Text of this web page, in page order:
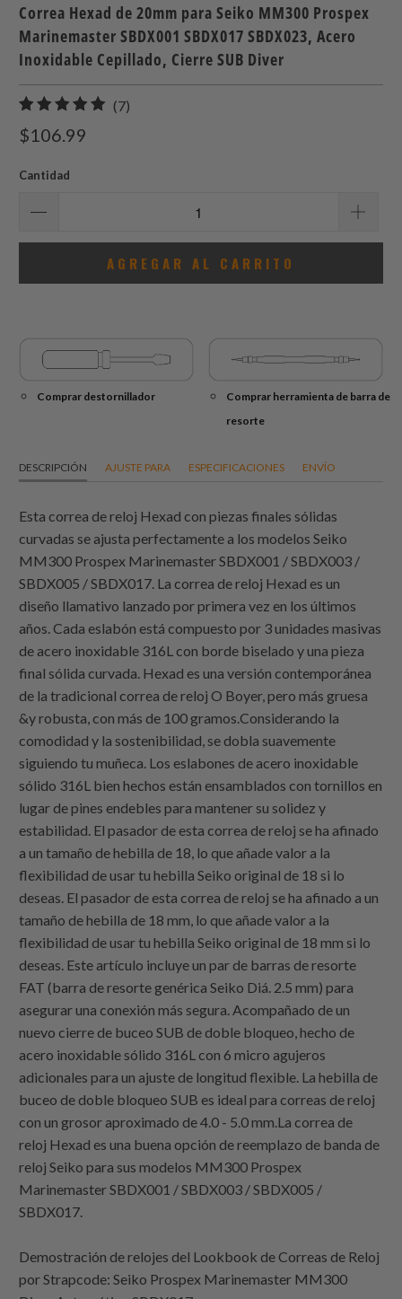
Correa Hexad de 20mm para Seiko MM300 Prospex
Marinemaster SBDX001 SBDX017 SBDX023, Acero
Inoxidable Cepillado, Cierre SUB Diver
(7)
$106.99
Cantidad
AGREGAR AL CARRITO
Comprar destornillador
Comprar herramienta de barra de
resorte
DESCRIPCIÓN AJUSTE PARA ESPECIFICACIONES ENVÍO
Esta correa de reloj Hexad con piezas finales sólidas
curvadas se ajusta perfectamente a los modelos Seiko
MM300 Prospex Marinemaster SBDX001 / SBDX003 /
SBDX005 / SBDX017. La correa de reloj Hexad es un
diseño llamativo lanzado por primera vez en los últimos
años. Cada eslabón está compuesto por 3 unidades masivas
de acero inoxidable 316L con borde biselado y una pieza
final sólida curvada. Hexad es una versión contemporánea
de la tradicional correa de reloj O Boyer, pero más gruesa
&y robusta, con más de 100 gramos.Considerando la
comodidad y la sostenibilidad, se dobla suavemente
siguiendo tu muñeca. Los eslabones de acero inoxidable
sólido 316L bien hechos están ensamblados con tornillos en
lugar de pines endebles para mantener su solidez y
estabilidad. El pasador de esta correa de reloj se ha afinado
a un tamaño de hebilla de 18, lo que añade valor a la
flexibilidad de usar tu hebilla Seiko original de 18 si lo
deseas. El pasador de esta correa de reloj se ha afinado a un
tamaño de hebilla de 18 mm, lo que añade valor a la
flexibilidad de usar tu hebilla Seiko original de 18 mm si lo
deseas. Este artículo incluye un par de barras de resorte
FAT (barra de resorte genérica Seiko Diá. 2.5 mm) para
asegurar una conexión más segura. Acompañado de un
nuevo cierre de buceo SUB de doble bloqueo, hecho de
acero inoxidable sólido 316L con 6 micro agujeros
adicionales para un ajuste de longitud flexible. La hebilla de
buceo de doble bloqueo SUB es ideal para correas de reloj
con un grosor aproximado de 4.0 - 5.0 mm.La correa de
reloj Hexad es una buena opción de reemplazo de banda de
reloj Seiko para sus modelos MM300 Prospex
Marinemaster SBDX001 / SBDX003 / SBDX005 /
SBDX017.
Demostración de relojes del Lookbook de Correas de Reloj
porStrapcode: Seiko Prospex Marinemaster MM300